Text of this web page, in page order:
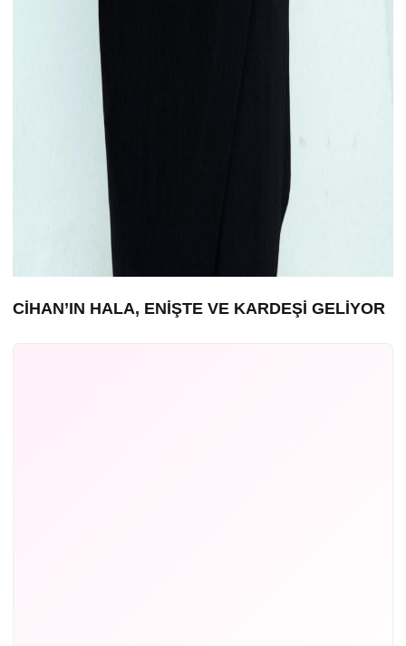
CİHAN’IN HALA, ENİŞTE VE KARDEŞİ GELİYOR